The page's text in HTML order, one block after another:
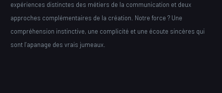
expériences distinctes des métiers de la communication et deux
approches complémentaires de la création. Notre force ? Une
compréhension instinctive, une complicité et une écoute sincères qui
sont l’apanage des vrais jumeaux.